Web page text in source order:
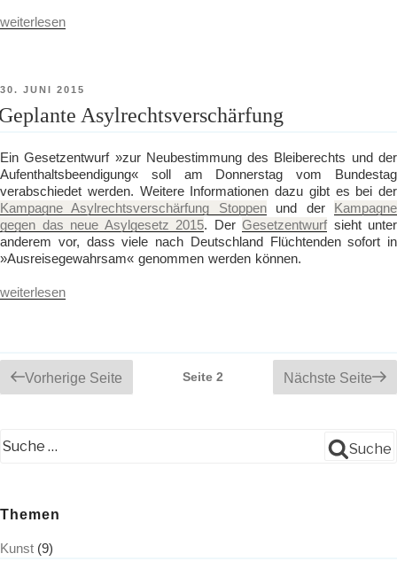
„Antwort
weiterlesen
VERÖFFENTLICHT
AM
30. JUNI 2015
Asylrechtsverschärfung
Ein Gesetzentwurf »zur Neubestimmung des Bleiberechts und der
Aufenthaltsbeendigung« soll am Donnerstag vom Bundestag
verabschiedet werden. Weitere Informationen dazu gibt es bei der
Kampagne Asylrechtsverschärfung Stoppenund der Kampagne
gegen das neue Asylgesetz 2015. Der Gesetzentwurfsieht unter
anderem vor, dass viele nach Deutschland Flüchtenden sofort in
»Ausreisegewahrsam« genommen werden können.
„Geplante
weiterlesen
Beitrags-
Navigation
Vorherige Seite Seite 2 Nächste Seite
Suche
Themen
Kunst (9)